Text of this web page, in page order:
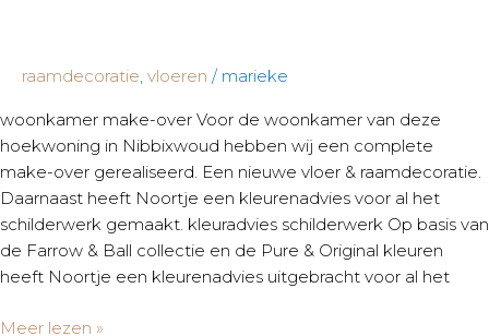
raamdecoratie, vloeren / marieke
woonkamer make-over Voor de woonkamer van deze
hoekwoning in Nibbixwoud hebben wij een complete
make-over gerealiseerd. Een nieuwe vloer & raamdecoratie.
Daarnaast heeft Noortje een kleurenadvies voor al het
schilderwerk gemaakt. kleuradvies schilderwerk Op basis van
de Farrow & Ball collectie en de Pure & Original kleuren
heeft Noortje een kleurenadvies uitgebracht voor al het
Meer lezen »